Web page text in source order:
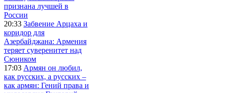
признана лучшей в
России
20:33 Забвение Арцаха и
коридор для
Азербайджана: Армения
теряет суверенитет над
Сюником
17:03 Армян он любил,
как русских, а русских –
как армян: Гений права и